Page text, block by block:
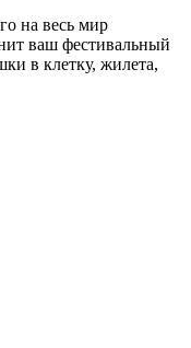
на весь мир
ваш фестивальный
в клетку, жилета,